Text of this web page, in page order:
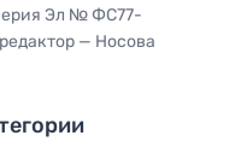
Эл № ФС77-
— Носова